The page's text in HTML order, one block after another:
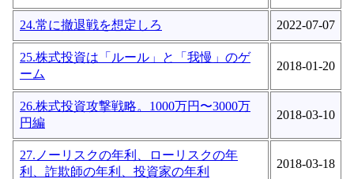
24.常に撤退戦を想定しろ 2022-07-07
25.株式投資は「ルール」と「我慢」のゲ
ーム
2018-01-20
26.株式投資攻撃戦略。1000万円〜3000万
円編
2018-03-10
27.ノーリスクの年利、ローリスクの年
利、詐欺師の年利、投資家の年利
2018-03-18